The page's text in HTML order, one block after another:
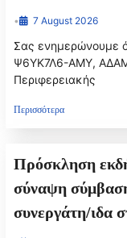
500185
• 7 August 2026
Σας ενημερώνουμε
Ψ6ΥΚ7Λ6-ΑΜΥ,
Περιφερειακής
Περισσότερα
Πρόσκληση
σύναψη
συνεργάτη/ιδα